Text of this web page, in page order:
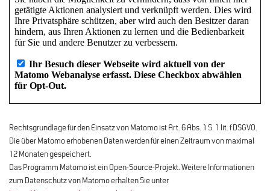
Rechtsgrundlage für den Einsatz von Matomo ist Art. 6 Abs. 1 S. 1 lit. f DSGVO.
Die über Matomo erhobenen Daten werden für einen Zeitraum von maximal
12 Monaten gespeichert.
Das Programm Matomo ist ein Open-Source-Projekt. Weitere Informationen
zum Datenschutz von Matomo erhalten Sie unter